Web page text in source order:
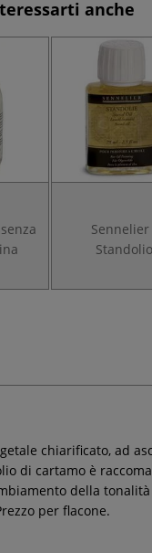
anche
Sennelier
Standolio
chiarificato, ad
di cartamo è
della
per flacone.